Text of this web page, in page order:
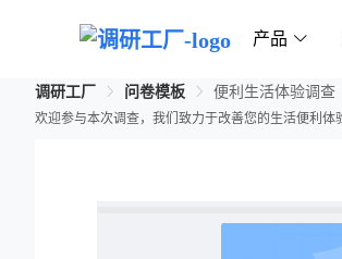
产品
调研工厂 问卷模板 便利生活体验调查